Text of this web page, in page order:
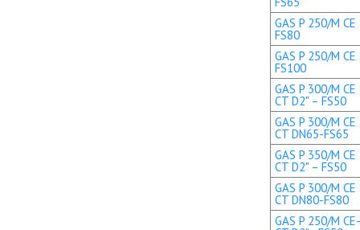
GAS P 250/M
FS80
GAS P 250/M
FS100
GAS P 300/M CE
CT D2" – FS50
GAS P 300/M CE
CT DN65-FS65
GAS P 350/M CE
CT D2" – FS50
GAS P 300/M CE
CT DN80-FS80
GAS P 250/M